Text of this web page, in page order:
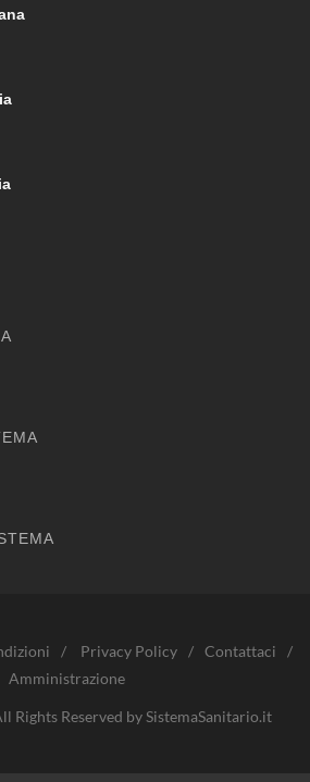
/ Privacy Policy / Contattaci
/
Amministrazione
Rights Reserved by SistemaSanitario.it